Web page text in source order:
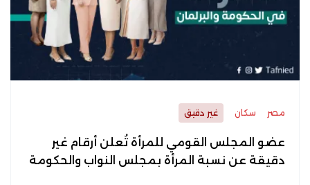
مصر سكان غير دقيق
عضو المجلس القومي للمرأة تُعلن أرقام غير
دقيقة عن نسبة المرأة بمجلس النواب والحكومة